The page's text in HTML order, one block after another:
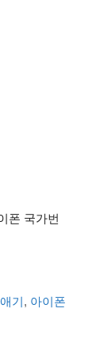
폰 국가번
기, 아이폰